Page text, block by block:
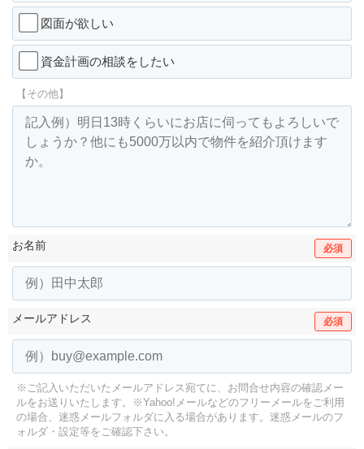
図面が欲しい
資金計画の相談をしたい
【その他】
お名前 必須
メールアドレス 必須
※ご記入いただいたメールアドレス宛てに、お問合せ内容の確認メー
ルをお送りいたします。
※Yahoo!メールなどのフリーメールをご利用
の場合、迷惑メールフォルダに入る場合があります。 迷惑メールのフ
ォルダ・設定等をご確認下さい。